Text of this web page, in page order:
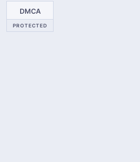
DMCA
PROTECTED